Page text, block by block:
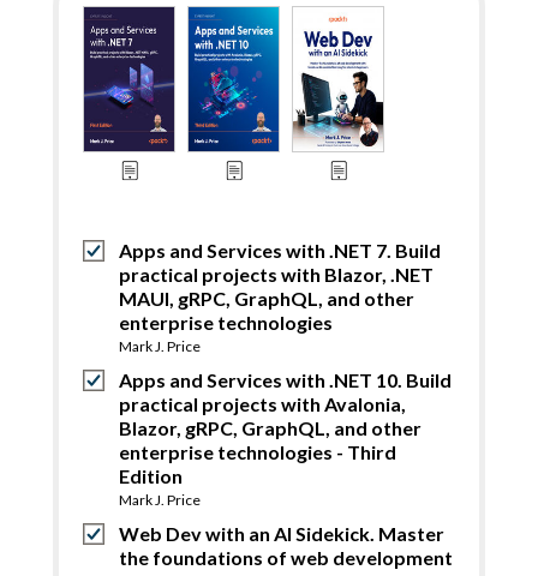
Apps and Services with .NET 7. Build
practical projects with Blazor, .NET
MAUI, gRPC, GraphQL, and other
enterprise technologies
Mark J. Price
Apps and Services with .NET 10. Build
practical projects with Avalonia,
Blazor, gRPC, GraphQL, and other
enterprise technologies - Third
Edition
Mark J. Price
Web Dev with an AI Sidekick. Master
the foundations of web development